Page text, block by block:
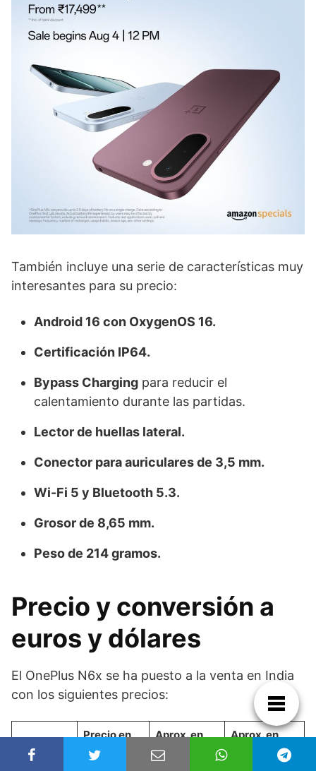
También incluye una serie de características muy
interesantes para su precio:
Android 16 con OxygenOS 16.
Certificación IP64.
Bypass Charging para reducir el
calentamiento durante las partidas.
Lector de huellas lateral.
Conector para auriculares de 3,5 mm.
Wi-Fi 5 y Bluetooth 5.3.
Grosor de 8,65 mm.
Peso de 214 gramos.
Precio y conversión a
euros y dólares
El OnePlus N6x se ha puesto a la venta en India
con los siguientes precios:
Versión
Precio en
India
Aprox. en
euros
Aprox. en